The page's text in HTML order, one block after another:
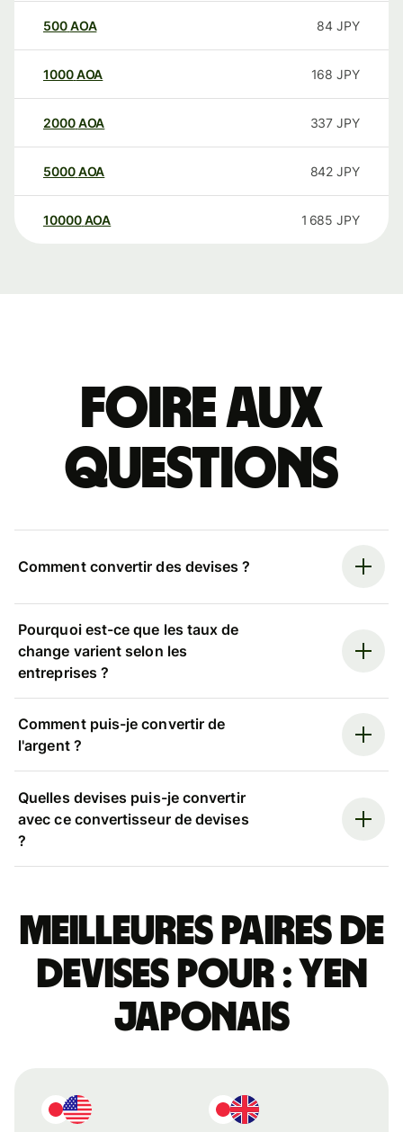
500AOA 84 JPY
1000AOA 168 JPY
2000AOA 337 JPY
5000AOA 842 JPY
10000 AOA 1 685 JPY
Foire aux
questions
Comment convertir des devises ?
Pourquoi est-ce que les taux de
change varient selon les
entreprises ?
Comment puis-je convertir de
l'argent ?
Quelles devises puis-je convertir
avec ce convertisseur de devises
?
Meilleures paires de
devises pour : yen
japonais